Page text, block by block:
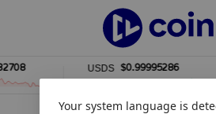
USDS $0.99995286
0%
Your system language is